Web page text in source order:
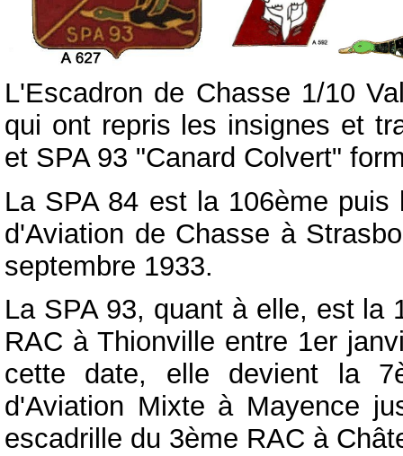
L'Escadron de Chasse 1/10
qui ont repris les insignes et
et SPA 93 "Canard Colvert"
La SPA 84 est la 106ème
d'Aviation de Chasse à
septembre 1933.
La SPA 93, quant à elle, est la
RAC à Thionville entre 1er
cette date, elle devient la
d'Aviation Mixte à Mayence
escadrille du 3ème RAC à